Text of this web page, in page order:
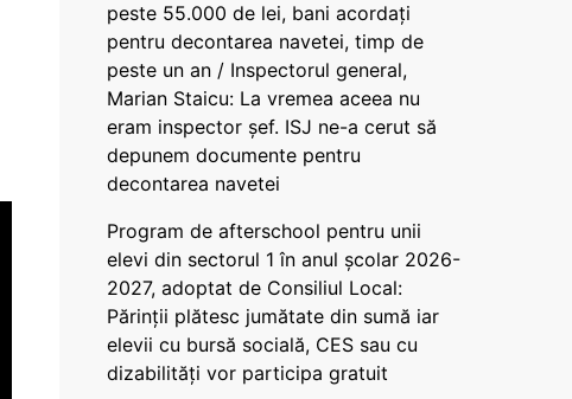
peste 55.000 de lei, bani acordați
pentru decontarea navetei, timp de
peste un an / Inspectorul general,
Marian Staicu: La vremea aceea nu
eram inspector șef. ISJ ne-a cerut să
depunem documente pentru
decontarea navetei
Program de afterschool pentru unii
elevi din sectorul 1 în anul școlar 2026-
2027, adoptat de Consiliul Local:
Părinții plătesc jumătate din sumă iar
elevii cu bursă socială, CES sau cu
dizabilităţi vor participa gratuit